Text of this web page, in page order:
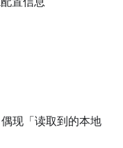
现「读取到的本地